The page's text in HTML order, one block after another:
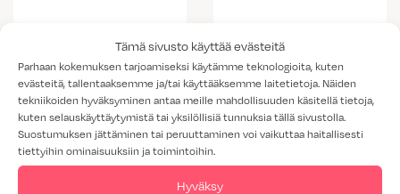
Tämä sivusto käyttää evästeitä
Parhaan kokemuksen tarjoamiseksi käytämme teknologioita, kuten
evästeitä, tallentaaksemme ja/tai käyttääksemme laitetietoja. Näiden
tekniikoiden hyväksyminen antaa meille mahdollisuuden käsitellä tietoja,
kuten selauskäyttäytymistä tai yksilöllisiä tunnuksia tällä sivustolla.
Suostumuksen jättäminen tai peruuttaminen voi vaikuttaa haitallisesti
tiettyihin ominaisuuksiin ja toimintoihin.
Hyväksy